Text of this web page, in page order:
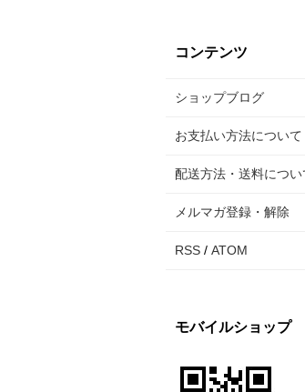
コンテンツ
ショップブログ
お支払い方法について
配送方法・送料につい
メルマガ登録・解除
RSS / ATOM
モバイルショップ